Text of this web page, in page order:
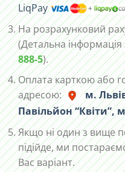
LiqPay
На розрахунковий
(Детальна
888-5).
Оплата карткою або
адресою:
м.
Павільйон “Квіти”,
Якщо ні один з вище
підійде, ми
Вас варіант.